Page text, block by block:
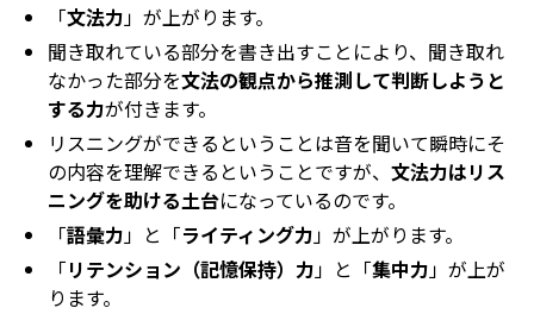
「文法力」が上がります。
聞き取れている部分を書き出すことにより、聞き取れ
なかった部分を文法の観点から推測して判断しようと
する力が付きます。
リスニングができるということは音を聞いて瞬時にそ
の内容を理解できるということですが、 文法力はリス
ニングを助ける土台になっているのです。
「語彙力」と「ライティング力」が上がります。
「リテンション（記憶保持）力」と「集中力」が上が
ります。